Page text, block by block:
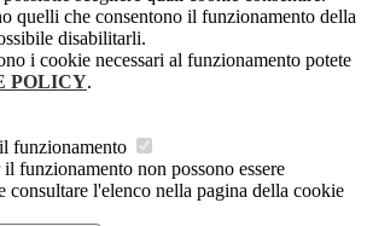
quelli che consentono il funzionamento della
disabilitarli.
i cookie necessari al funzionamento potete
POLICY.
funzionamento
funzionamento non possono essere
consultare l'elenco nella pagina della cookie